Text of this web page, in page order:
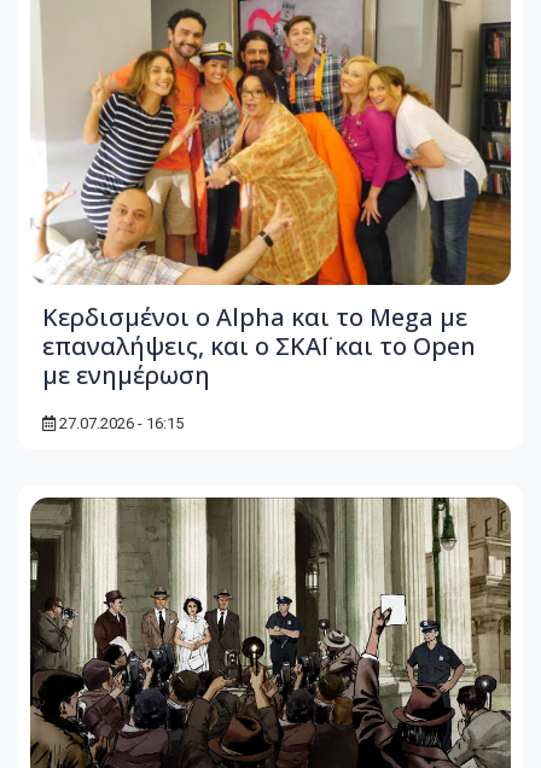
Κερδισμένοι ο Alpha και το Mega με
επαναλήψεις, και ο ΣΚΑΪ και το Open
με ενημέρωση
27.07.2026 - 16:15